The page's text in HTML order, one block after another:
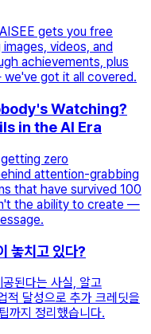
gets you free
videos, and
achievements, plus
got it all covered.
Watching?
in the AI Era
zero
attention-grabbing
that have survived 100
the ability to create —
놓치고 있다?
된다는 사실, 알고
적 달성으로 추가 크레딧을
까지 정리했습니다.